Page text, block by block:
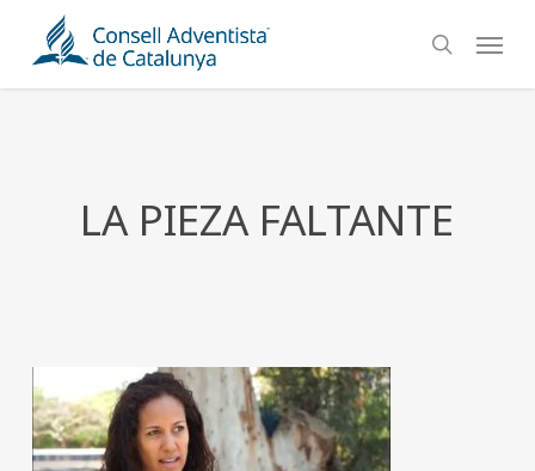
main
search
Menu
LA PIEZA FALTANTE